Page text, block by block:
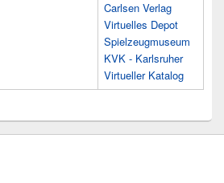
Carlsen Verlag
Virtuelles Depot
Spielzeugmuseum
KVK - Karlsruher
Virtueller Katalog